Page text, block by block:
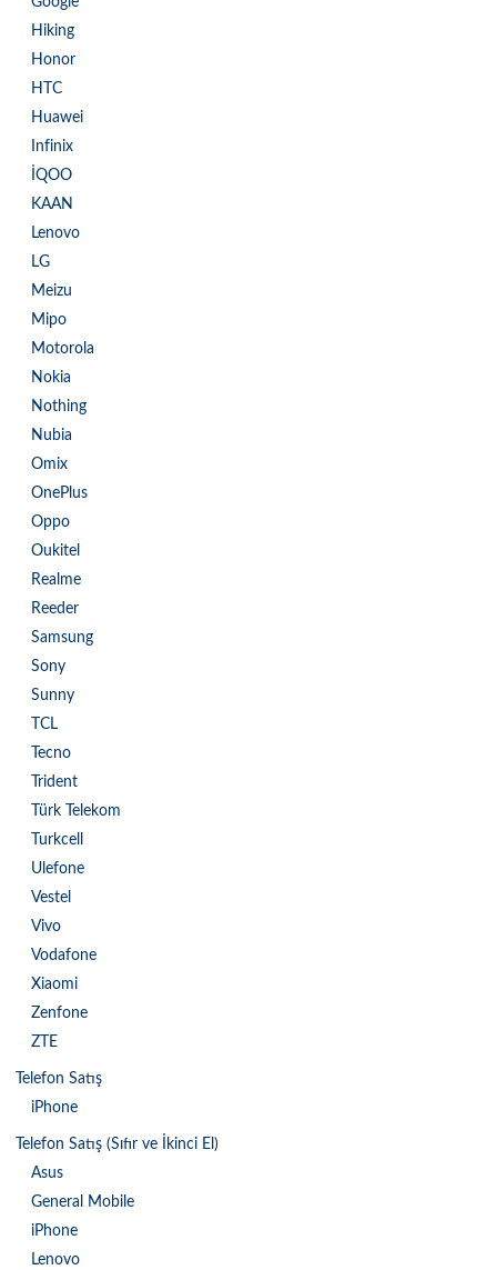
Hiking
Honor
HTC
Huawei
Infinix
İQOO
KAAN
Lenovo
LG
Meizu
Mipo
Motorola
Nokia
Nothing
Nubia
Omix
OnePlus
Oppo
Oukitel
Realme
Reeder
Samsung
Sony
Sunny
TCL
Tecno
Trident
Türk Telekom
Turkcell
Ulefone
Vestel
Vivo
Vodafone
Xiaomi
Zenfone
ZTE
Telefon Satış
iPhone
Telefon Satış (Sıfır ve İkinci El)
Asus
General Mobile
iPhone
Lenovo